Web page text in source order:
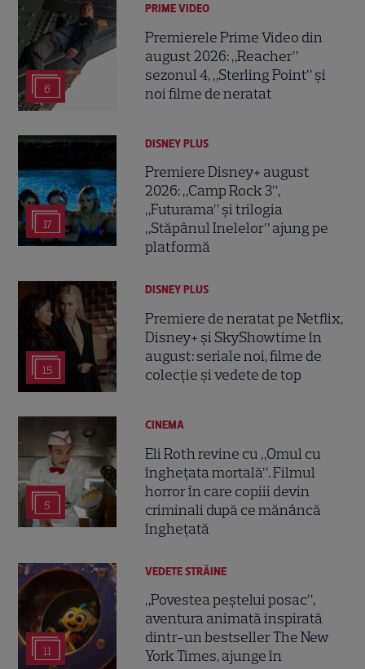
6
PRIME VIDEO
Premierele Prime Video din
august 2026: „Reacher”
sezonul 4, „Sterling Point” și
noi filme de neratat
17
DISNEY PLUS
Premiere Disney+ august
2026: „Camp Rock 3”,
„Futurama” și trilogia
„Stăpânul Inelelor” ajung pe
platformă
15
DISNEY PLUS
Premiere de neratat pe Netflix,
Disney+ și SkyShowtime în
august: seriale noi, filme de
colecție și vedete de top
5
CINEMA
Eli Roth revine cu „Omul cu
înghețata mortală”. Filmul
horror în care copiii devin
criminali după ce mănâncă
înghețată
11
VEDETE STRĂINE
„Povestea peștelui posac”,
aventura animată inspirată
dintr-un bestseller The New
York Times, ajunge în